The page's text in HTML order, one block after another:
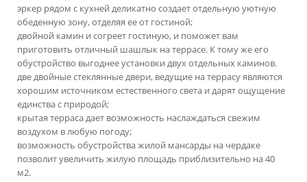
эркер рядом с кухней деликатно создает отдельную уютную
обеденную зону, отделяя ее от гостиной;
двойной камин и согреет гостиную, и поможет вам
приготовить отличный шашлык на террасе. К тому же его
обустройство выгоднее установки двух отдельных каминов.
две двойные стеклянные двери, ведущие на террасу являются
хорошим источником естественного света и дарят ощущение
единства с природой;
крытая терраса дает возможность наслаждаться свежим
воздухом в любую погоду;
возможность обустройства жилой мансарды на чердаке
позволит увеличить жилую площадь приблизительно на 40
м2.